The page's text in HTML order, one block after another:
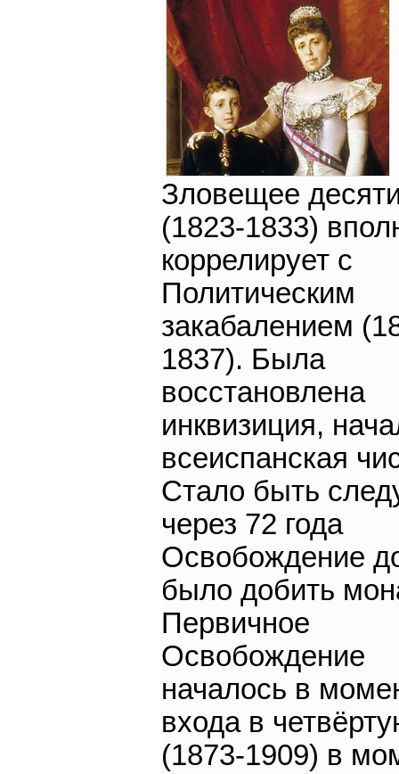
Зловещее
(1823-1833)
коррелирует с
Политическим
закабалением
1837). Была
восстановлена
инквизиция,
всеиспанская
Стало быть
через 72 года
Освобождение
было добить
Первичное
Освобождение
началось в
входа в
(1873-1909) в